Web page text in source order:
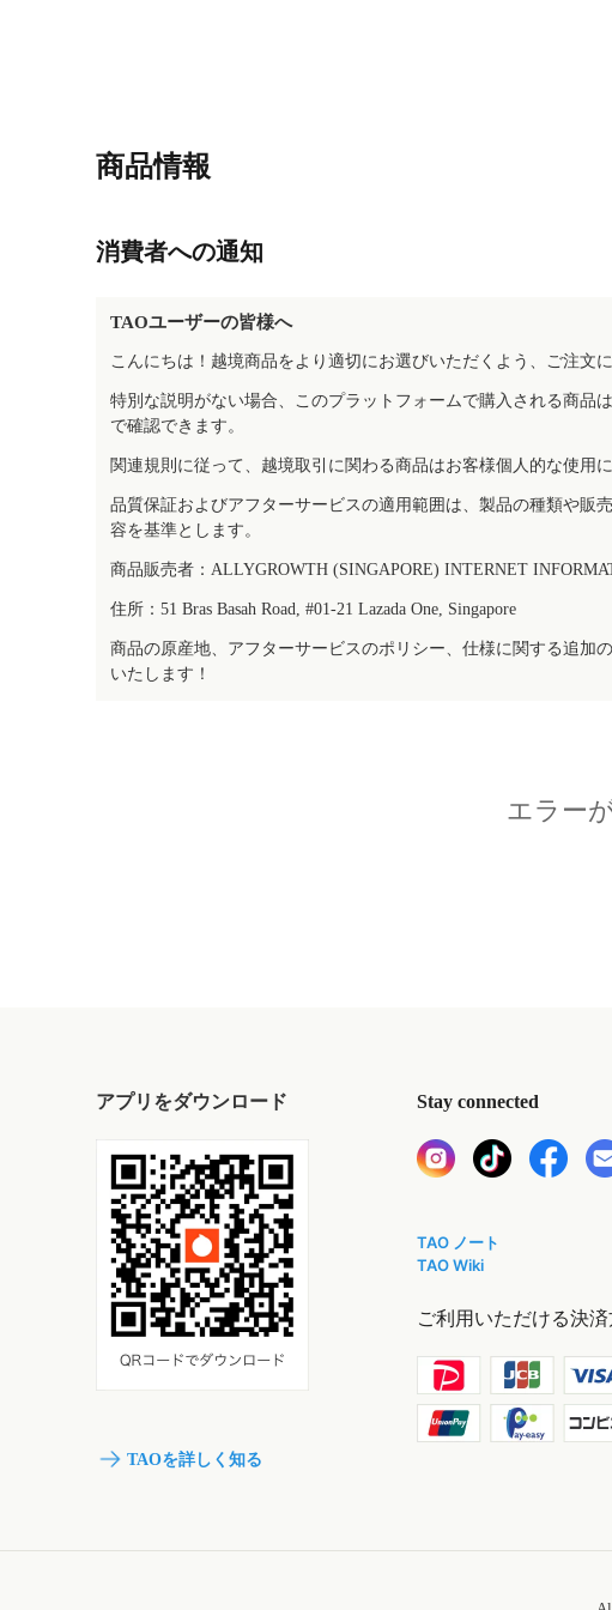
商品情報
消費者への通知
TAOユーザーの皆様へ
こんにちは！越境商品をより適切にお選びいただくよう、ご注文
特別な説明がない場合、このプラットフォームで購入される商品
で確認できます。
関連規則に従って、越境取引に関わる商品はお客様個人的な使用に
品質保証およびアフターサービスの適用範囲は、製品の種類や販
容を基準とします。
商品販売者：ALLYGROWTH (SINGAPORE) INTERNET
住所：51 Bras Basah Road, #01-21 Lazada One, Singapore
商品の原産地、アフターサービスのポリシー、仕様に関する追加
いたします！
エラー
アプリをダウンロード
TAOを詳しく知る
Stay connected
TAO ノート
TAO Wiki
ご利用いただける決